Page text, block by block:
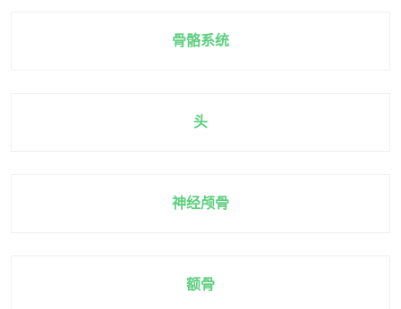
骨骼系统
头
神经颅骨
额骨